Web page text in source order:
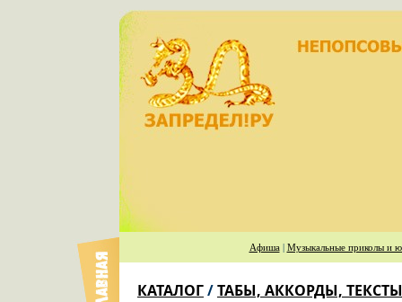
Афиша| Музыкальные приколы и
КАТАЛОГ/ТАБЫ, АККОРДЫ,